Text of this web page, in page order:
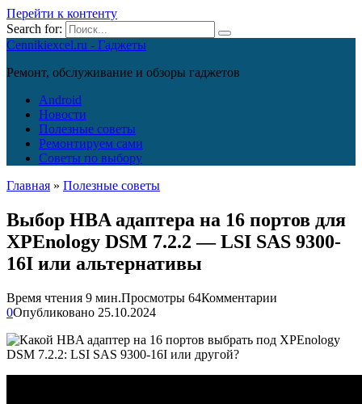
Перейти к контенту
Search for:
Cennikiexcel.ru - Гаджеты
Ремонт, обслуживание и обзоры гаджетов
Android
Новости
Полезные советы
Ремонтируем сами
Советы по выбору
Главная » Полезные советы
Выбор HBA адаптера на 16 портов для
XPEnology DSM 7.2.2 — LSI SAS 9300-
16I или альтернативы
Время чтения 9 мин.Просмотры 64Комментарии
0Опубликовано 25.10.2024